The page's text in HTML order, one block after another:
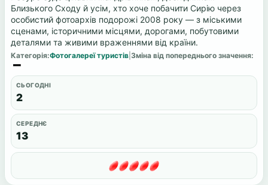
Близького Сходу й усім, хто хоче побачити Сирію через
особистий фотоархів подорожі 2008 року — з міськими
сценами, історичними місцями, дорогами, побутовими
деталями та живими враженнями від країни.
Категорія:Фотогалереї туристів Зміна від попереднього значення:
СЬОГОДНІ
2
СЕРЕДНЄ
13